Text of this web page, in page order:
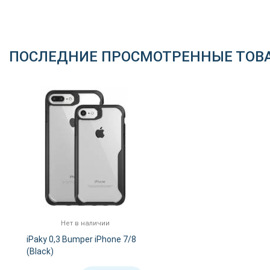
ПОСЛЕДНИЕ ПРОСМОТРЕННЫЕ
Нет в наличии
iPaky 0,3 Bumper iPhone 7/8
(Black)